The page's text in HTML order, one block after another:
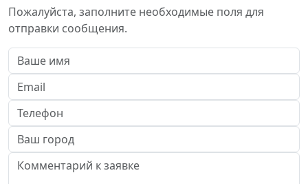
Пожалуйста, заполните необходимые поля для
отправки сообщения.